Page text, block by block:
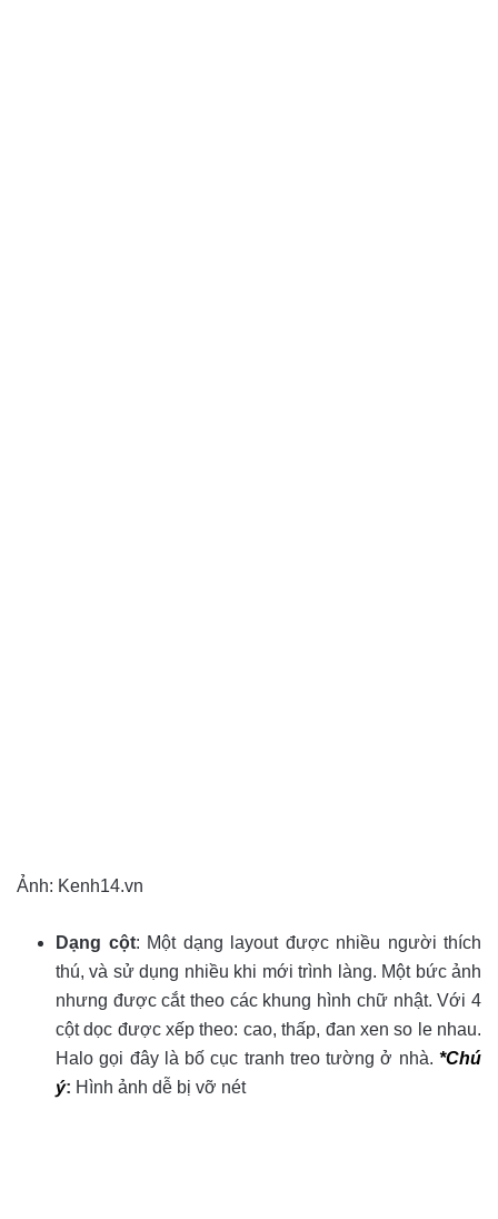
Ảnh: Kenh14.vn
Dạng cột: Một dạng layout được nhiều người thích
thú, và sử dụng nhiều khi mới trình làng. Một bức ảnh
nhưng được cắt theo các khung hình chữ nhật. Với 4
cột dọc được xếp theo: cao, thấp, đan xen so le nhau.
Halo gọi đây là bố cục tranh treo tường ở nhà. *Chú
ý: Hình ảnh dễ bị vỡ nét